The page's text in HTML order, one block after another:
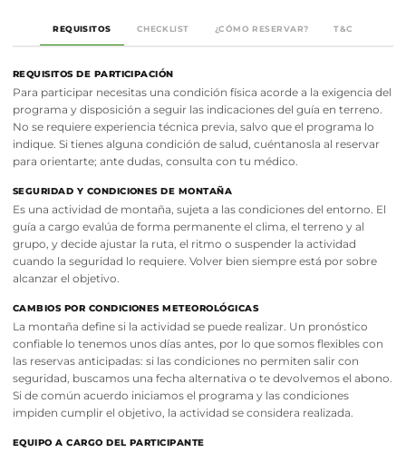
REQUISITOS CHECKLIST ¿CÓMO RESERVAR? T&C
REQUISITOS DE PARTICIPACIÓN
Para participar necesitas una condición física acorde a la exigencia del
programa y disposición a seguir las indicaciones del guía en terreno.
No se requiere experiencia técnica previa, salvo que el programa lo
indique. Si tienes alguna condición de salud, cuéntanosla al reservar
para orientarte; ante dudas, consulta con tu médico.
SEGURIDAD Y CONDICIONES DE MONTAÑA
Es una actividad de montaña, sujeta a las condiciones del entorno. El
guía a cargo evalúa de forma permanente el clima, el terreno y al
grupo, y decide ajustar la ruta, el ritmo o suspender la actividad
cuando la seguridad lo requiere. Volver bien siempre está por sobre
alcanzar el objetivo.
CAMBIOS POR CONDICIONES METEOROLÓGICAS
La montaña define si la actividad se puede realizar. Un pronóstico
confiable lo tenemos unos días antes, por lo que somos flexibles con
las reservas anticipadas: si las condiciones no permiten salir con
seguridad, buscamos una fecha alternativa o te devolvemos el abono.
Si de común acuerdo iniciamos el programa y las condiciones
impiden cumplir el objetivo, la actividad se considera realizada.
EQUIPO A CARGO DEL PARTICIPANTE